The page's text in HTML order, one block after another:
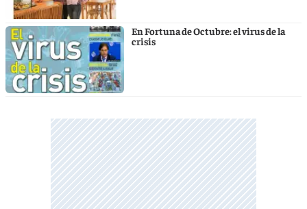
En Fortuna de Octubre: el virus de la
crisis